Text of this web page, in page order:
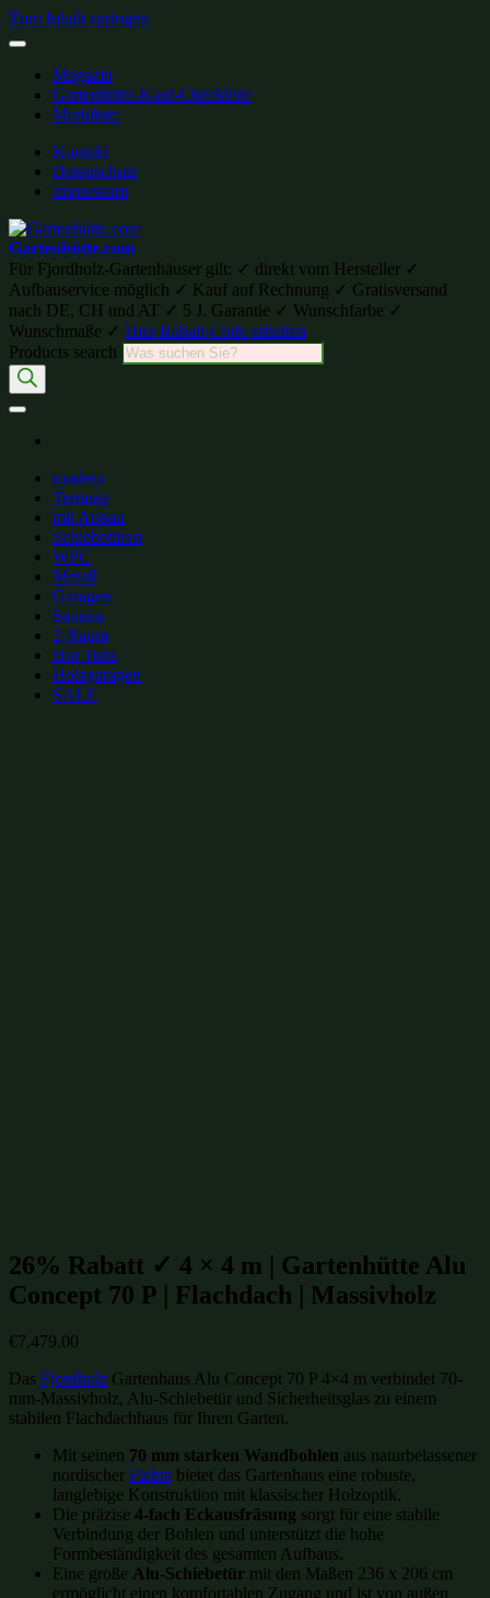
Zum Inhalt springen
Magazin
Gartenhütte-Kauf-Checkliste
Merkliste:
Kontakt
Datenschutz
Impressum
Gartenhütte.com
Für Fjordholz-Gartenhäuser gilt: ✓ direkt vom Hersteller ✓
Aufbauservice möglich ✓ Kauf auf Rechnung ✓ Gratisversand
nach DE, CH und AT ✓ 5 J. Garantie ✓ Wunschfarbe ✓
Wunschmaße ✓ Hier Rabatt-Code erhalten
Products search
modern
Terrasse
mit Anbau
Schiebetüren
WPC
Metall
Garagen
Saunen
2-Raum
Hot Tubs
Holzgaragen
SALE
26% Rabatt ✓ 4 × 4 m | Gartenhütte Alu
Concept 70 P | Flachdach | Massivholz
€7,479.00
Das Fjordholz Gartenhaus Alu Concept 70 P 4×4 m verbindet 70-
mm-Massivholz, Alu-Schiebetür und Sicherheitsglas zu einem
stabilen Flachdachhaus für Ihren Garten.
Mit seinen 70 mm starken Wandbohlen aus naturbelassener
nordischer Fichte bietet das Gartenhaus eine robuste,
langlebige Konstruktion mit klassischer Holzoptik.
Die präzise 4-fach Eckausfräsung sorgt für eine stabile
Verbindung der Bohlen und unterstützt die hohe
Formbeständigkeit des gesamten Aufbaus.
Eine große Alu-Schiebetür mit den Maßen 236 x 206 cm
ermöglicht einen komfortablen Zugang und ist von außen